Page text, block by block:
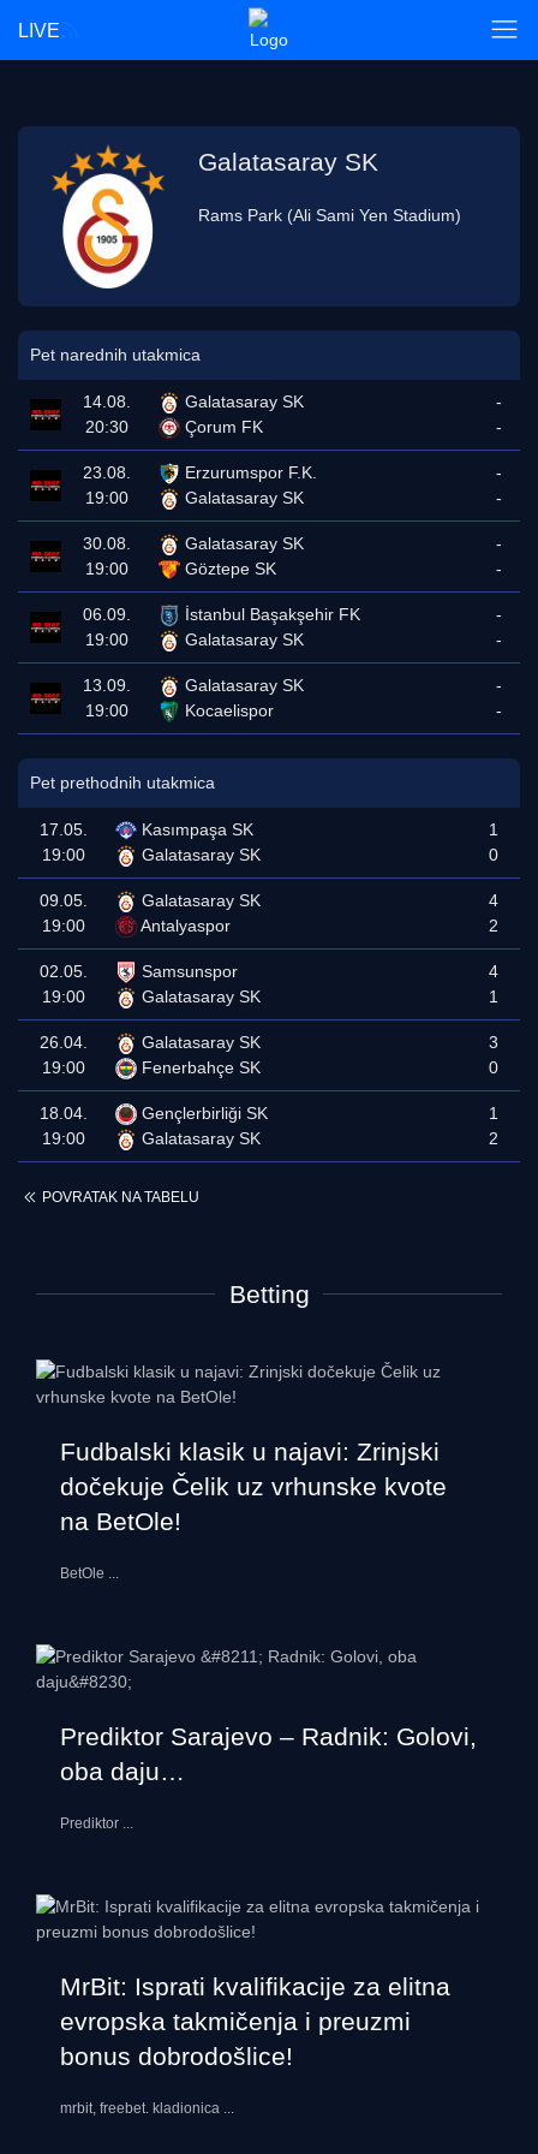
LIVE
Galatasaray SK
Rams Park (Ali Sami Yen Stadium)
Pet narednih utakmica
14.08.
20:30
Galatasaray SK
Çorum FK
-
-
23.08.
19:00
Erzurumspor F.K.
Galatasaray SK
-
-
30.08.
19:00
Galatasaray SK
Göztepe SK
-
-
06.09.
19:00
İstanbul Başakşehir FK
Galatasaray SK
-
-
13.09.
19:00
Galatasaray SK
Kocaelispor
-
-
Pet prethodnih utakmica
17.05.
19:00
Kasımpaşa SK
Galatasaray SK
1
0
09.05.
19:00
Galatasaray SK
Antalyaspor
4
2
02.05.
19:00
Samsunspor
Galatasaray SK
4
1
26.04.
19:00
Galatasaray SK
Fenerbahçe SK
3
0
18.04.
19:00
Gençlerbirliği SK
Galatasaray SK
1
2
POVRATAK NA TABELU
Betting
Fudbalski klasik u najavi: Zrinjski
dočekuje Čelik uz vrhunske kvote
na BetOle!
BetOle ...
Prediktor Sarajevo – Radnik: Golovi,
oba daju…
Prediktor ...
MrBit: Isprati kvalifikacije za elitna
evropska takmičenja i preuzmi
bonus dobrodošlice!
mrbit, freebet. kladionica ...